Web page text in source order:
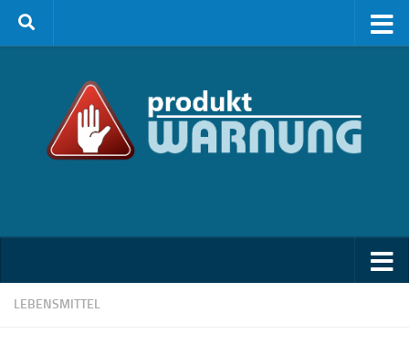
Zum Inhalt springen
LEBENSMITTEL